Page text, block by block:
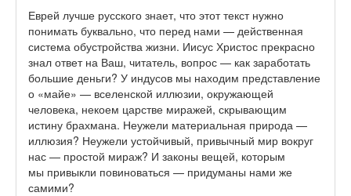
Еврей лучше русского знает, что этот текст нужно
понимать буквально, что перед нами — действенная
система обустройства жизни. Иисус Христос прекрасно
знал ответ на Ваш, читатель, вопрос — как заработать
большие деньги? У индусов мы находим представление
о «майе» — вселенской иллюзии, окружающей
человека, некоем царстве миражей, скрывающим
истину брахмана. Неужели материальная природа —
иллюзия? Неужели устойчивый, привычный мир вокруг
нас — простой мираж? И законы вещей, которым
мы привыкли повиноваться — придуманы нами же
самими?